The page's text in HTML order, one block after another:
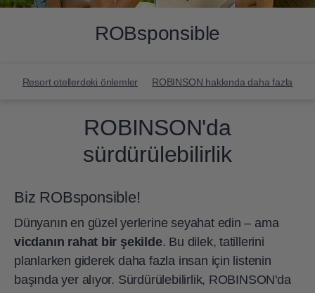
ROBsponsible
Resort otellerdeki önlemler ROBINSON hakkında daha fazla
ROBINSON'da
sürdürülebilirlik
Biz ROBsponsible!
Dünyanın en güzel yerlerine seyahat edin – ama
vicdanın rahat bir şekilde. Bu dilek, tatillerini
planlarken giderek daha fazla insan için listenin
başında yer alıyor. Sürdürülebilirlik, ROBINSON'da